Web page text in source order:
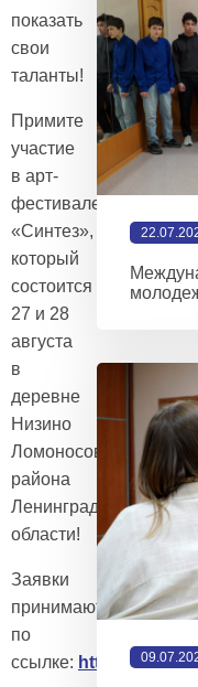
показать
свои
таланты!
Примите
участие
в арт-
фестивале
«Синтез»,
который
состоится
27 и 28
августа
в
деревне
Низино
Ломоносовского
района
Ленинградской
области!
Заявки
принимаются
по
ссылке: https://